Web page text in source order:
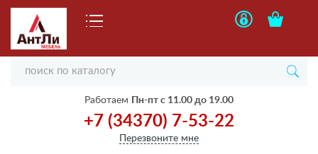
Работаем Пн-пт с 11.00 до 19.00
+7 (34370) 7-53-22
Перезвоните мне